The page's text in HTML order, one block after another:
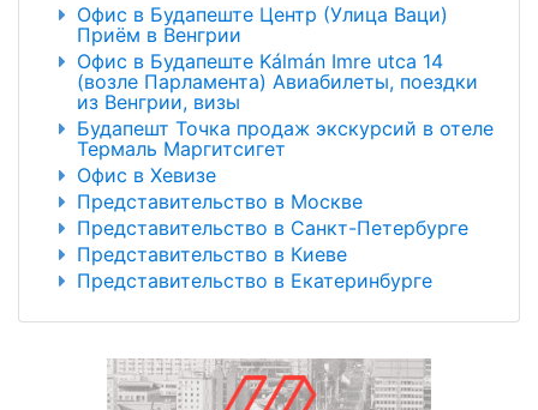
Офис в Будапеште Центр (Улица Ваци)
Приём в Венгрии
Офис в Будапеште Kálmán Imre utca 14
(возле Парламента) Авиабилеты, поездки
из Венгрии, визы
Будапешт Точка продаж экскурсий в отеле
Термаль Маргитсигет
Офис в Хевизе
Представительство в Москве
Представительство в Санкт-Петербурге
Представительство в Киеве
Представительство в Екатеринбурге